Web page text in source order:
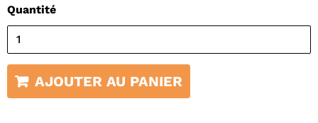
Quantité
AJOUTER AU PANIER